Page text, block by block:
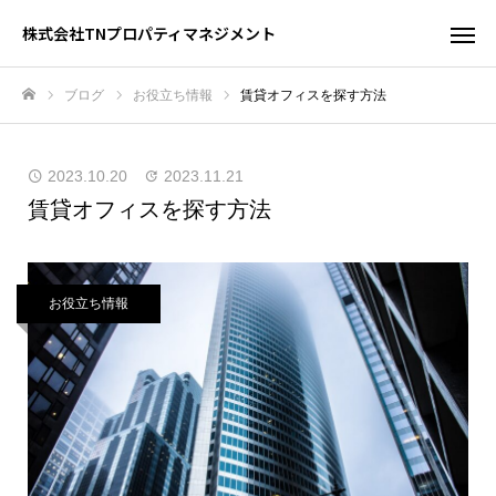
株式会社TNプロパティマネジメント
ブログ お役立ち情報 賃貸オフィスを探す方法
2023.10.20 2023.11.21
賃貸オフィスを探す方法
お役立ち情報